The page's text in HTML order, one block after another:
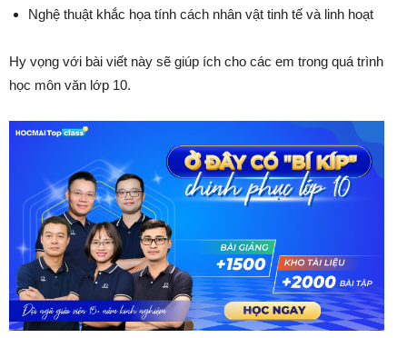
Nghệ thuật khắc họa tính cách nhân vật tinh tế và linh hoạt
Hy vọng với bài viết này sẽ giúp ích cho các em trong quá trình
học môn văn lớp 10.